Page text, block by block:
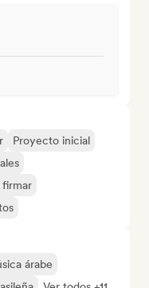
Proyecto inicial
firmar
árabe